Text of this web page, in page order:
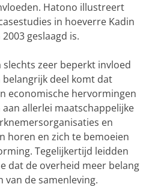
Hatono illustreert
in hoeverre Kadin
geslaagd is.
zeer beperkt invloed
belangrijk deel komt dat
economische hervormingen
allerlei maatschappelijke
en
horen en zich te bemoeien
Tegelijkertijd leidden
dat de overheid meer belang
van de samenleving.